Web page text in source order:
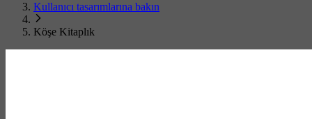
Kullanıcı tasarımlarına bakın
Köşe Kitaplık